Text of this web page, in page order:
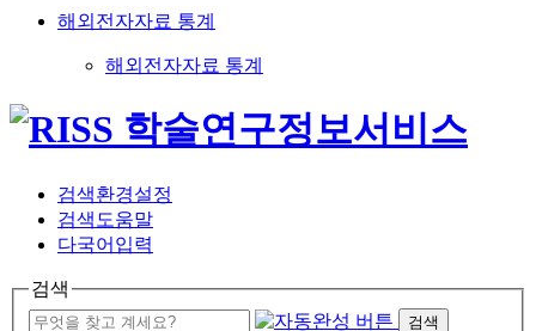
해외전자자료 통계
해외전자자료 통계
검색환경설정
검색도움말
다국어입력
검색
검색